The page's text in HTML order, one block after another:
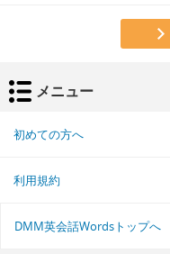
メニュー
初めての方へ
利用規約
DMM英会話Wordsトップへ